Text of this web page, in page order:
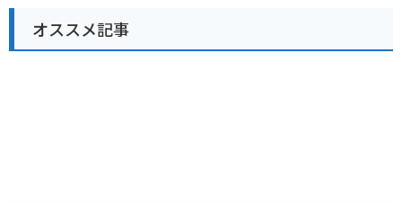
オススメ記事